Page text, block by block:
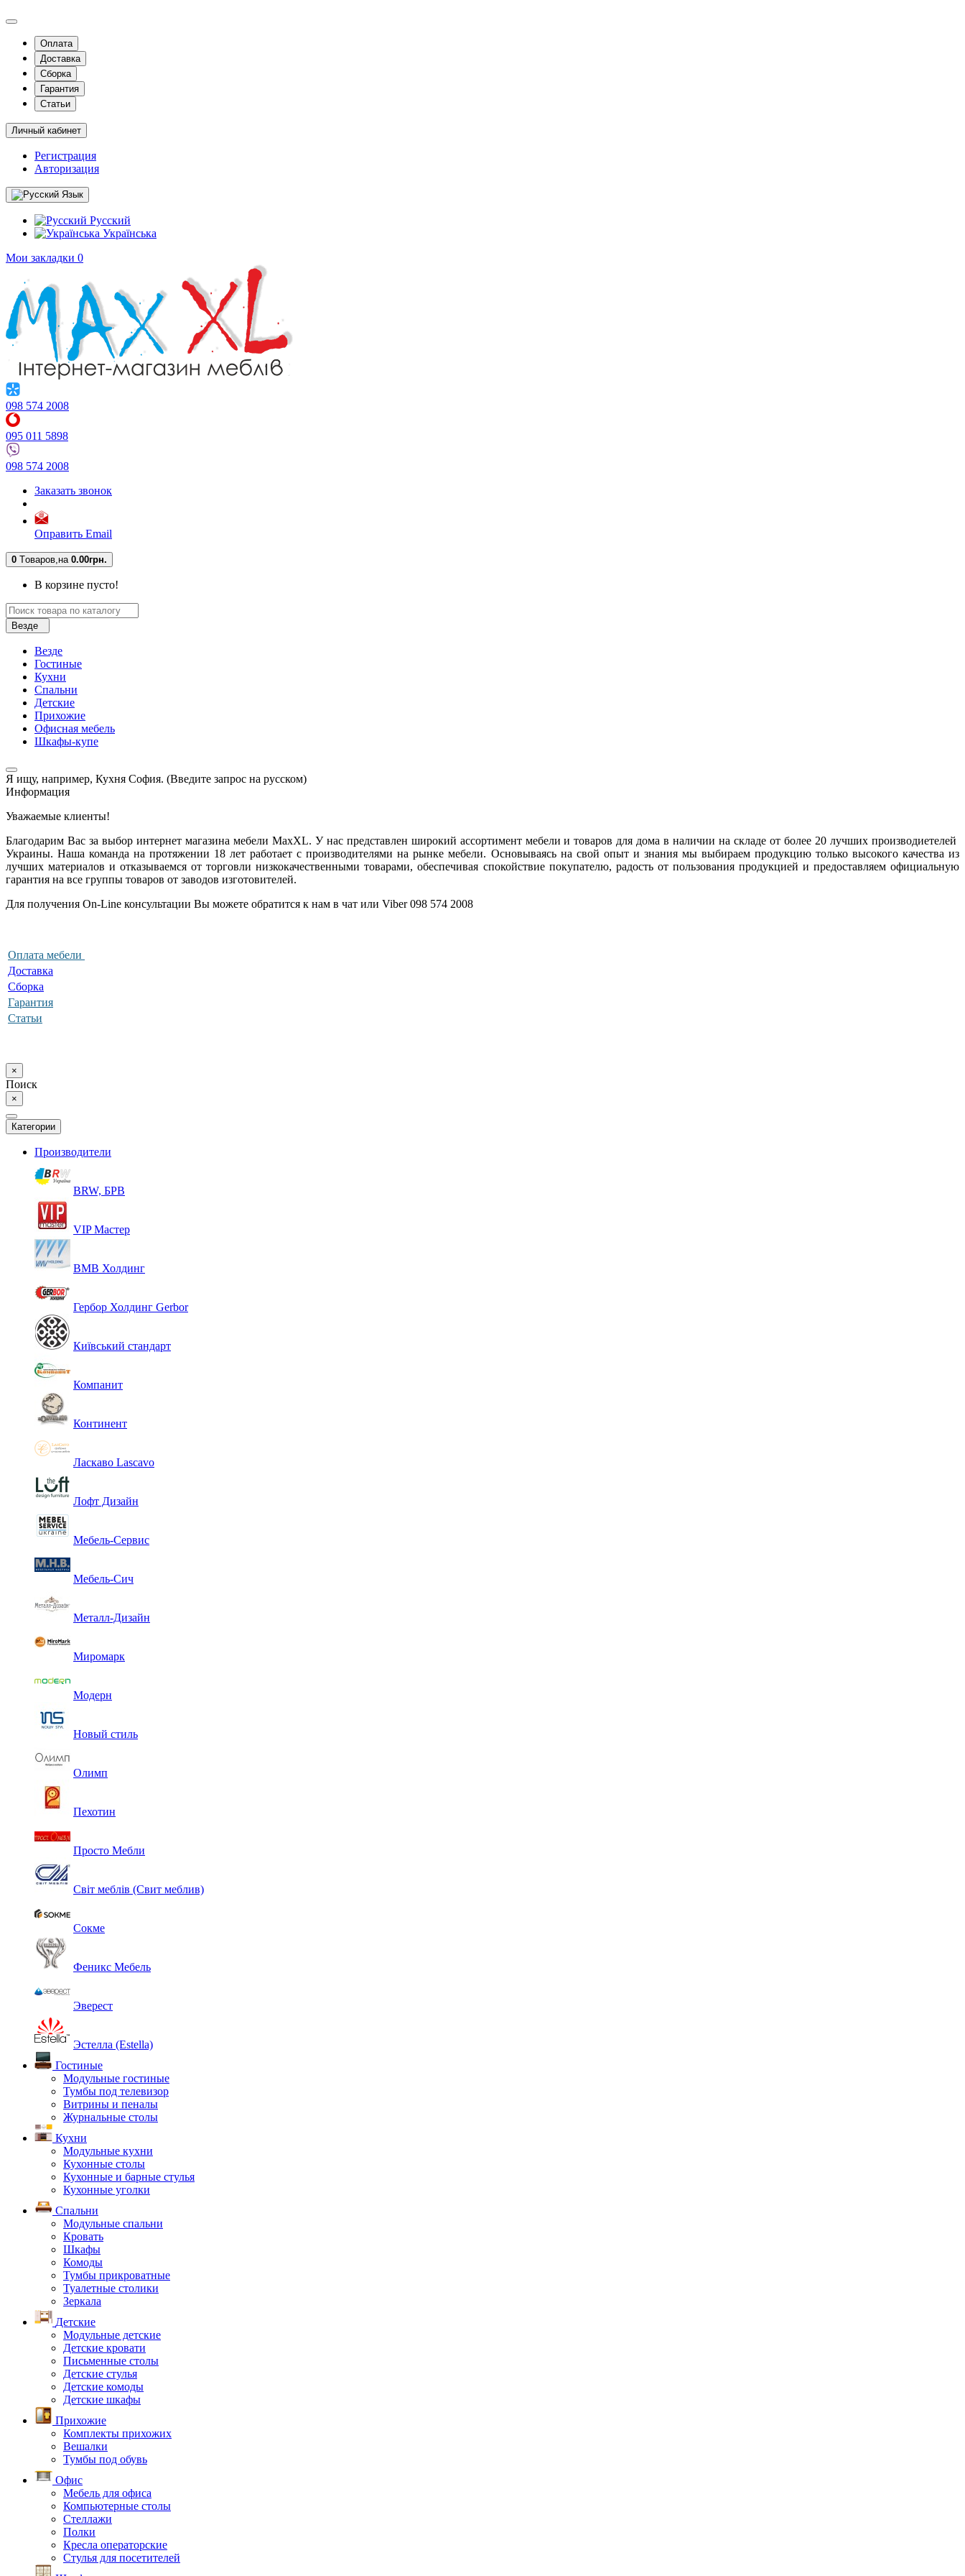
Оплата
Доставка
Сборка
Гарантия
Статьи
Личный кабинет
Регистрация
Авторизация
Язык
Русский
Українська
Мои закладки 0
098 574 2008
095 011 5898
098 574 2008
Заказать звонок
Оправить Email
0 Tоваров,на 0.00грн.
В корзине пусто!
Везде
Везде
Гостиные
Кухни
Спальни
Детские
Прихожие
Офисная мебель
Шкафы-купе
Я ищу, например, Кухня София. (Введите запрос на русском)
Информация
Уважаемые клиенты!
Благодарим Вас за выбор интернет магазина мебели MaxXL. У нас представлен широкий ассортимент мебели и товаров для дома в наличии на складе от более 20 лучших производиетелей
Украины. Наша команда на протяжении 18 лет работает с производителями на рынке мебели. Основываясь на свой опыт и знания мы выбираем продукцию только высокого качества из
лучших материалов и отказываемся от торговли низкокачественными товарами, обеспечивая спокойствие покупателю, радость от пользования продукцией и предоставляем официальную
гарантия на все группы товаров от заводов изготовителей.
Для получения On-Line консультации Вы можете обратится к нам в чат или Viber 098 574 2008
Оплата мебели
Доставка
Сборка
Гарантия
Статьи
×
Поиск
×
Категории
Производители
BRW, БРВ
VIP Мастер
ВМВ Холдинг
Гербор Холдинг Gerbor
Київський стандарт
Компанит
Континент
Ласкаво Lascavo
Лофт Дизайн
Мебель-Сервис
Мебель-Сич
Металл-Дизайн
Миромарк
Модерн
Новый стиль
Олимп
Пехотин
Просто Мебли
Світ меблів (Свит меблив)
Сокме
Феникс Мебель
Эверест
Эстелла (Estella)
Гостиные
Модульные гостиные
Тумбы под телевизор
Витрины и пеналы
Журнальные столы
Кухни
Модульные кухни
Кухонные столы
Кухонные и барные стулья
Кухонные уголки
Спальни
Модульные спальни
Кровать
Шкафы
Комоды
Тумбы прикроватные
Туалетные столики
Зеркала
Детские
Модульные детские
Детские кровати
Письменные столы
Детские стулья
Детские комоды
Детские шкафы
Прихожие
Комплекты прихожих
Вешалки
Тумбы под обувь
Офис
Мебель для офиса
Компьютерные столы
Стеллажи
Полки
Кресла операторские
Стулья для посетителей